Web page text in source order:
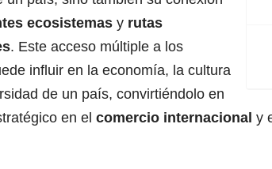
ecosistemas y rutas
. Este acceso múltiple a los
influir en la economía, la cultura
de un país, convirtiéndolo en
en el comercio internacional y